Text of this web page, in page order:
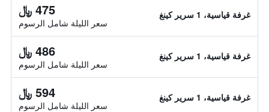
غرفة قياسية، 1 سرير كينغ 475 ﷼
سعر الليلة شامل الرسوم
غرفة قياسية، 1 سرير كينغ 486 ﷼
سعر الليلة شامل الرسوم
غرفة قياسية، 1 سرير كينغ 594 ﷼
سعر الليلة شامل الرسوم